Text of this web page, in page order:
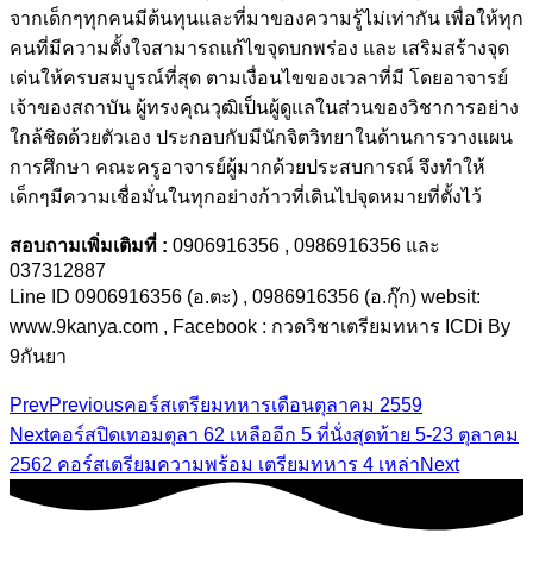
จากเด็กๆทุกคนมีต้นทุนและที่มาของความรู้ไม่เท่ากัน เพื่อให้ทุก
คนที่มีความตั้งใจสามารถแก้ไขจุดบกพร่อง และ เสริมสร้างจุด
เด่นให้ครบสมบูรณ์ที่สุด ตามเงื่อนไขของเวลาที่มี โดยอาจารย์
เจ้าของสถาบัน ผู้ทรงคุณวุฒิเป็นผู้ดูแลในส่วนของวิชาการอย่าง
ใกล้ชิดด้วยตัวเอง ประกอบกับมีนักจิตวิทยาในด้านการวางแผน
การศึกษา คณะครูอาจารย์ผู้มากด้วยประสบการณ์ จึงทำให้
เด็กๆมีความเชื่อมั่นในทุกอย่างก้าวที่เดินไปจุดหมายที่ตั้งไว้
สอบถามเพิ่มเติมที่ : 0906916356 , 0986916356 และ
037312887
Line ID 0906916356 (อ.ตะ) , 0986916356 (อ.กุ๊ก) websit:
www.9kanya.com , Facebook : กวดวิชาเตรียมทหาร ICDi By
9กันยา
PrevPreviousคอร์สเตรียมทหารเดือนตุลาคม 2559
Nextคอร์สปิดเทอมตุลา 62 เหลืออีก 5 ที่นั่งสุดท้าย 5-23 ตุลาคม
2562 คอร์สเตรียมความพร้อม เตรียมทหาร 4 เหล่าNext